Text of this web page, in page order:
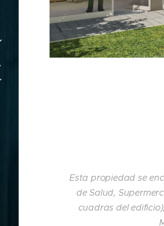
Esta propiedad se
de Salud,
cuadras del